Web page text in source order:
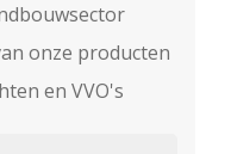
onze producten
en VVO's